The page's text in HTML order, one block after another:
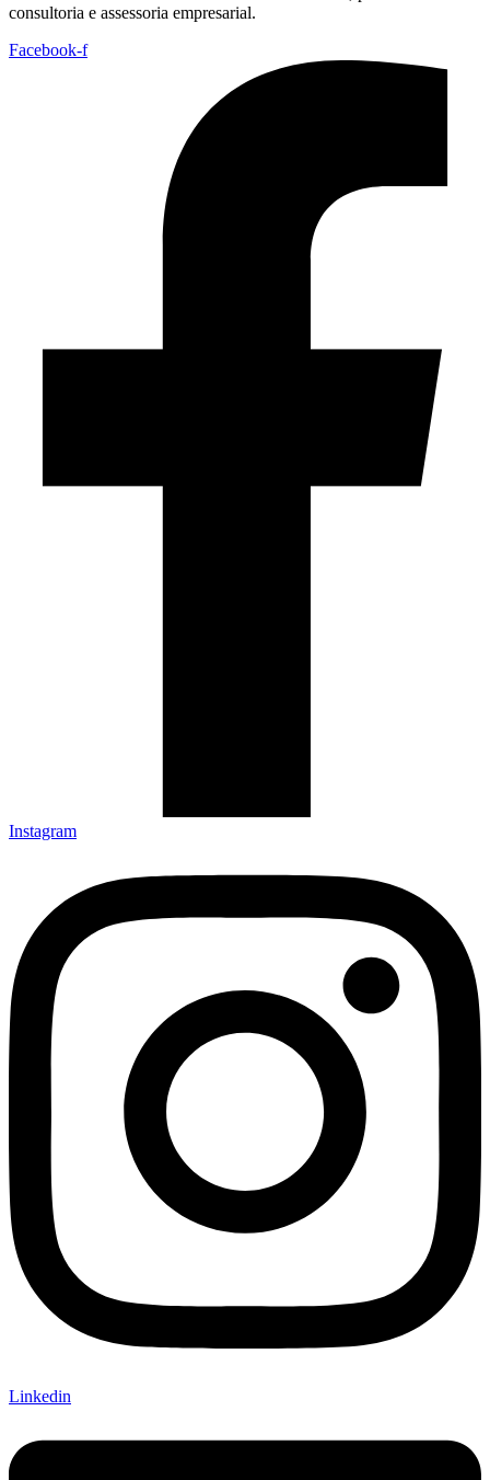
consultoria e assessoria empresarial.
Facebook-f
Instagram
Linkedin